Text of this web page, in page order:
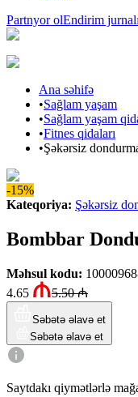
Partnyor olEndirim jurnalı
Ana səhifə
•Sağlam yaşam
•Sağlam yaşam
•Fitnes qidaları
•Şəkərsiz
-15%
Kateqoriya: Şəkərsiz
Bombbar
Məhsul kodu:
4.65
5.50₼
Səbətə əlavə et
Səbətə əlavə et
Saytdakı qiymətlərlə